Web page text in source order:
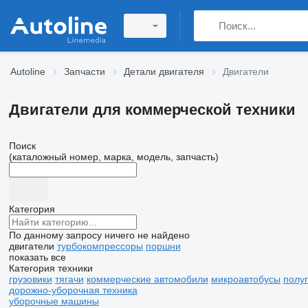
Autoline Запчасти Детали двигателя Двигатели
Двигатели для коммерческой техники
Поиск
(каталожный номер, марка, модель, запчасть)
Категория
По данному запросу ничего не найдено
двигатели турбокомпрессоры поршни
показать все
Категория техники
грузовики тягачи коммерческие автомобили микроавтобусы
дорожно-уборочная техника
уборочные машины